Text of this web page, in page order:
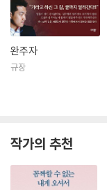
완주자
규장
작가의 추천